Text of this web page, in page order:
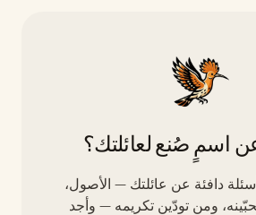
اسمٍ صُنع لعائلتك؟
دافئة عن عائلتك — الأصول،
ومن تودّين تكريمه — وأجد